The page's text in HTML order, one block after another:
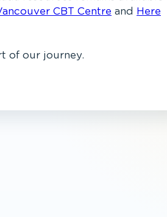
CBT Centre and Here
of our journey.